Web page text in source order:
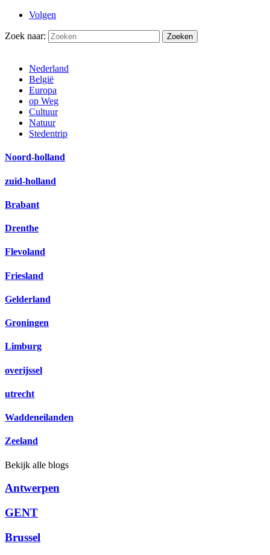
Volgen
Zoek naar:
Nederland
België
Europa
op Weg
Cultuur
Natuur
Stedentrip
Noord-holland
zuid-holland
Brabant
Drenthe
Flevoland
Friesland
Gelderland
Groningen
Limburg
overijssel
utrecht
Waddeneilanden
Zeeland
Bekijk alle blogs
Antwerpen
GENT
Brussel